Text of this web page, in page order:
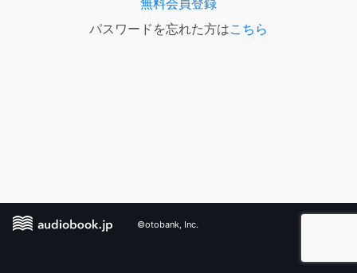
無料会員登録
パスワードを忘れた方はこちら
©otobank, Inc.